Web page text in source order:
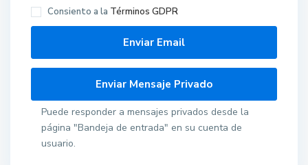
Consiento a la Términos GDPR
Puede responder a mensajes privados desde la
página "Bandeja de entrada" en su cuenta de
usuario.